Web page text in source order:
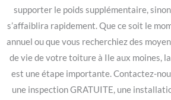
supporter le poids supplémentaire,
s’affaiblira rapidement. Que ce soit le
annuel ou que vous recherchiez des
de vie de votre toiture à Ile aux moines,
est une étape importante. Contactez-
une inspection GRATUITE, une